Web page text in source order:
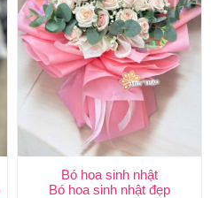
Bó hoa sinh nhật
Bó hoa sinh nhật đẹp